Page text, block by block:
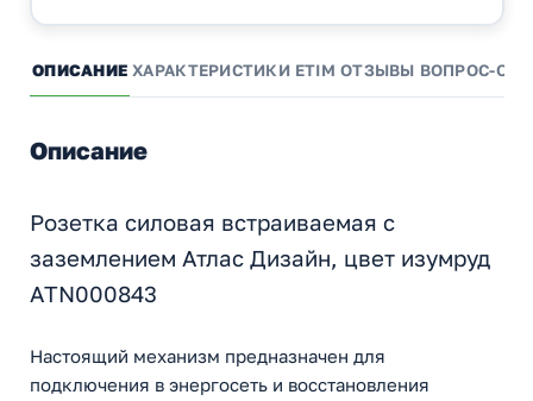
ОПИСАНИЕ ХАРАКТЕРИСТИКИ ETIM ОТЗЫВЫ ВОПРОС-
Описание
Розетка силовая встраиваемая с
заземлением Атлас Дизайн, цвет изумруд
ATN000843
Настоящий механизм предназначен для
подключения в энергосеть и восстановления